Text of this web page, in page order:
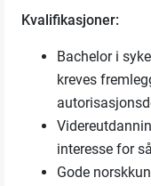
Kvalifikasjoner:
Bachelor i
kreves
interesse for
Gode